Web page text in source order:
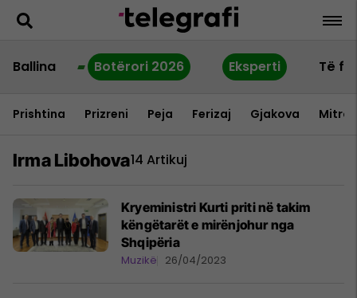
Ballina Botërori 2026 Eksperti Të
Prishtina Prizreni Peja Ferizaj Gjakova
Irma Libohova14 Artikuj
Kryeministri Kurti priti në takim
këngëtarët e mirënjohur nga
Shqipëria
Muzikë 26/04/2023